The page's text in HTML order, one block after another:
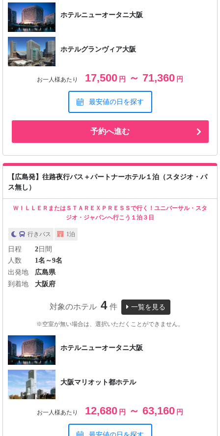
ホテルニューオータニ大阪
ホテルグランヴィア大阪
お一人様あたり 17,500 円 ～ 71,360 円
最安値の日を探す
予約へ進む
【広島発】往路夜行バス＋パートナーホテル１泊（スタジオ・パ
ス無し）
ＷＩＬＬＥＲまたはＳＴＡＲＥＸＰＲＥＳＳで行く！ユニバーサル・スタ
ジオ・ジャパンへ行こう１泊３日
行きバス 1泊
日程 2日間
人数
1名～9名
出発地
広島県
到着地
大阪府
対象のホテル 4 件 一覧を見る
※空室が無い場合は、選択いただくことができません。
ホテルニューオータニ大阪
大阪マリオット都ホテル
お一人様あたり 12,680 円 ～ 63,160 円